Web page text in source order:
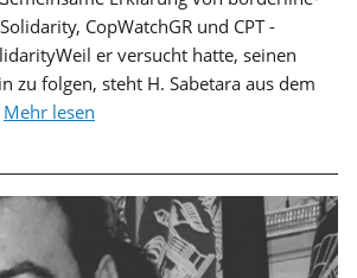
CopWatchGR und CPT -
er versucht hatte, seinen
zu folgen, steht H. Sabetara aus dem
Mehr lesen